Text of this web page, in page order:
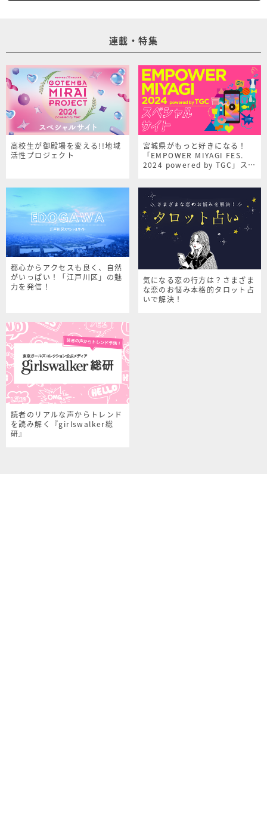
連載・特集
高校生が御殿場を変える!!地域
活性プロジェクト
宮城県がもっと好きになる！
「EMPOWER MIYAGI FES.
2024 powered by TGC」スペ
都心からアクセスも良く、自然
がいっぱい！「江戸川区」の魅
力を発信！
気になる恋の行方は？さまざま
な恋のお悩み本格的タロット占
いで解決！
読者のリアルな声からトレンド
を読み解く『girlswalker総
研』